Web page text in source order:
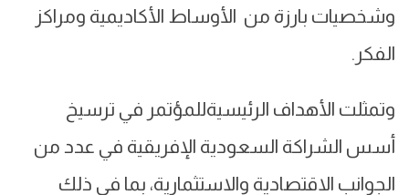
وشخصيات بارزة من الأوساط الأكاديمية ومراكز
الفكر.
وتمثلت الأهداف الرئيسيةللمؤتمر في ترسيخ
أسس الشراكة السعودية الإفريقية في عدد من
الجوانب الاقتصادية والاستثمارية، بما في ذلك